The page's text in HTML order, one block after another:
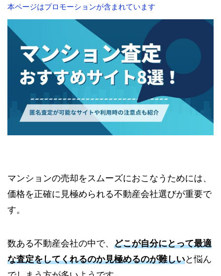
本ページはプロモーションが含まれています
マンションの売却をスムーズにおこなうためには、
価格を正確に見極められる不動産会社選びが重要で
す。
数ある不動産会社の中で、 どこが自分にとって最適
な査定をしてくれるのか見極めるのが難しいと悩ん